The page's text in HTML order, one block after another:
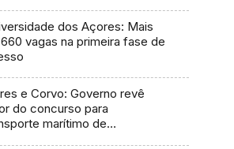
dos Açores: Mais
vagas na primeira fase de
e Corvo: Governo revê
do concurso para
marítimo de